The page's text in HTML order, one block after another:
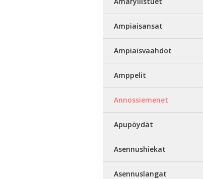
Ampiaisansat
Ampiaisvaahdot
Amppelit
Annossiemenet
Apupöydät
Asennushiekat
Asennuslangat